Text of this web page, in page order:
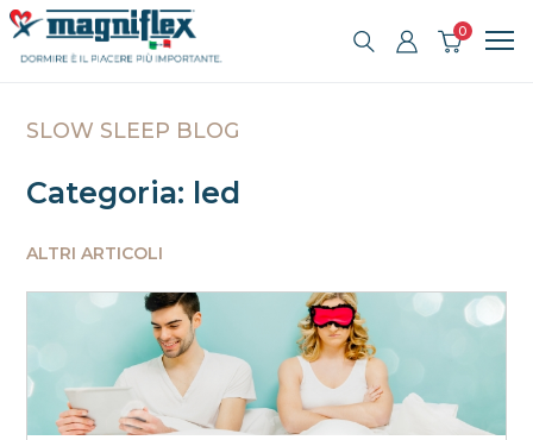
0
SLOW SLEEP BLOG
Categoria: led
ALTRI ARTICOLI